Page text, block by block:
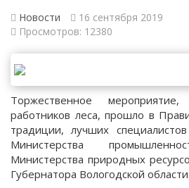
Новости
16 сентября 2019
Просмотров: 12380
Торжественное
работников леса, прошло в
традиции, лучших
Министерства
Министерства природных
Губернатора Вологодской области.